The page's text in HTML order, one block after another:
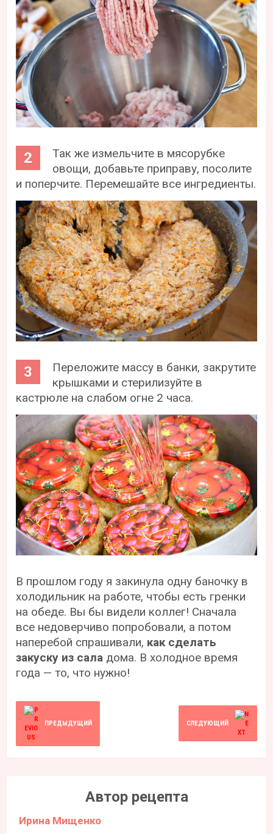
Так же измельчите в мясорубке
овощи, добавьте приправу, посолите
и поперчите. Перемешайте все ингредиенты.
Переложите массу в банки, закрутите
крышками и стерилизуйте в
кастрюле на слабом огне 2 часа.
В прошлом году я закинула одну баночку в
холодильник на работе, чтобы есть гренки
на обеде. Вы бы видели коллег! Сначала
все недоверчиво попробовали, а потом
наперебой спрашивали, как сделать
закуску из сала дома. В холодное время
года — то, что нужно!
ПРЕДЫДУЩИЙ СЛЕДУЮЩИЙ
Автор рецепта
Ирина Мищенко